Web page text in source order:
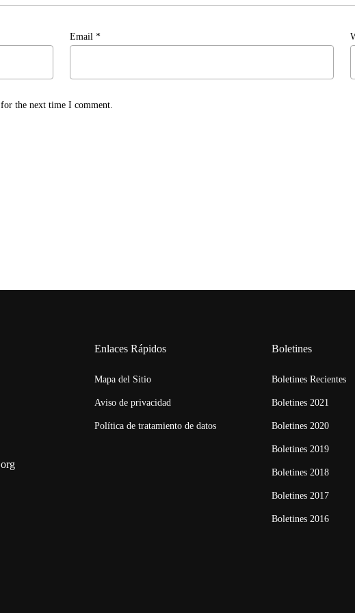
Email*
the next time I comment.
Enlaces Rápidos
Mapa del Sitio
Aviso de privacidad
Política de tratamiento de datos
Boletines
Boletines Recientes
Boletines 2021
Boletines 2020
Boletines 2019
Boletines 2018
Boletines 2017
Boletines 2016